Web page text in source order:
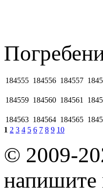
184555 184556 184557
184559 184560 184561
184563 184564 184565
1 2 3 4 5 6 7 8 9 10
© 2009-
напишите